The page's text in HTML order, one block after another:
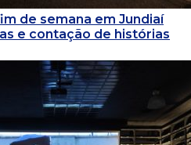
de semana em Jundiaí
e contação de histórias